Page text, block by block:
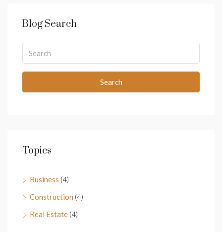
Blog Search
Search
Topics
Business (4)
Construction (4)
Real Estate (4)